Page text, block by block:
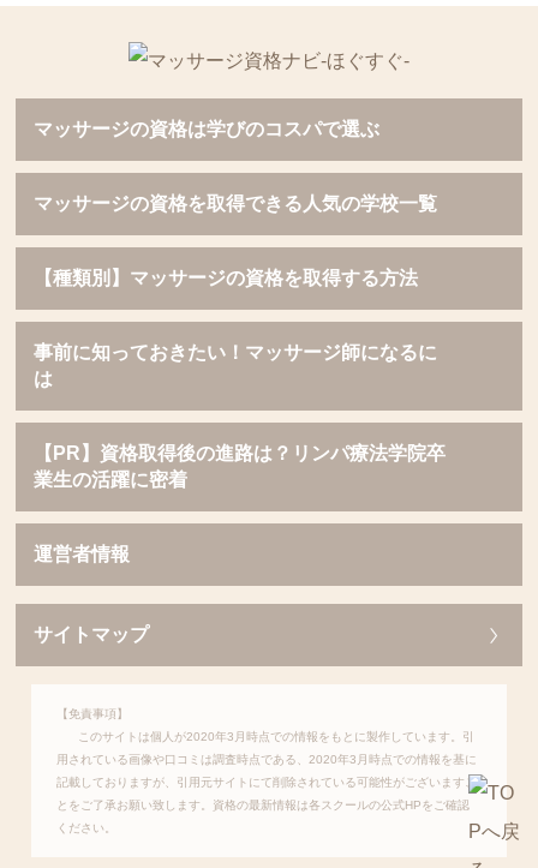
マッサージの資格は学びのコスパで選ぶ
マッサージの資格を取得できる人気の学校一覧
【種類別】マッサージの資格を取得する方法
事前に知っておきたい！マッサージ師になるに
は
【PR】資格取得後の進路は？リンパ療法学院卒
業生の活躍に密着
運営者情報
サイトマップ
【免責事項】
このサイトは個人が2020年3月時点での情報をもとに製作しています。引
用されている画像や口コミは調査時点である、2020年3月時点での情報を基に
記載しておりますが、引用元サイトにて削除されている可能性がございますこ
とをご了承お願い致します。資格の最新情報は各スクールの公式HPをご確認
ください。